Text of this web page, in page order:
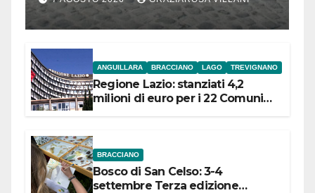
l’inaugurazione
ANGUILLARA BRACCIANO LAGO TREVIGNANO
Regione Lazio: stanziati 4,2
milioni di euro per i 22 Comuni
BRACCIANO
Bosco di San Celso: 3-4
settembre Terza edizione